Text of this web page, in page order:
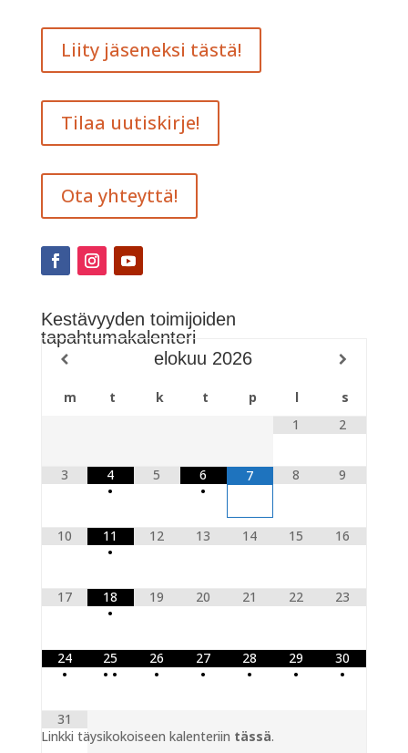
Liity jäseneksi tästä!
Tilaa uutiskirje!
Ota yhteyttä!
Kestävyyden toimijoiden
tapahtumakalenteri
elokuu 2026
m t k t p l
s
1
2
3
4
•
5
6
•
7 8 9
10
11
•
12 13 14 15 16
17
18
•
19 20 21 22 23
24
•
25
• •
26
•
27
•
28
•
29
•
30
•
31
Linkki täysikokoiseen kalenteriin tässä.